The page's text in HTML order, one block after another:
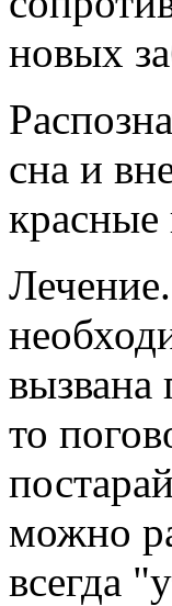
новых
сна и
красные
вызвана
то
можно
всегда